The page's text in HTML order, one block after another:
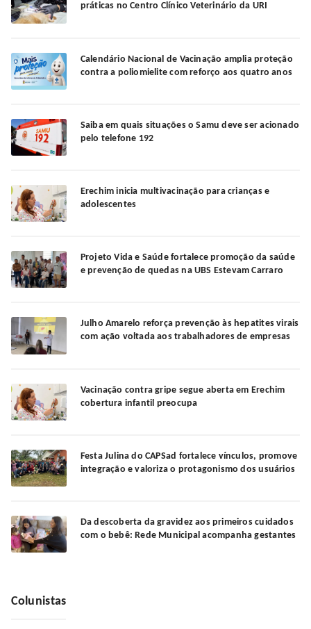
práticas no Centro Clínico Veterinário da URI
Calendário Nacional de Vacinação amplia proteção
contra a poliomielite com reforço aos quatro anos
Saiba em quais situações o Samu deve ser acionado
pelo telefone 192
Erechim inicia multivacinação para crianças e
adolescentes
Projeto Vida e Saúde fortalece promoção da saúde
e prevenção de quedas na UBS Estevam Carraro
Julho Amarelo reforça prevenção às hepatites virais
com ação voltada aos trabalhadores de empresas
Vacinação contra gripe segue aberta em Erechim
cobertura infantil preocupa
Festa Julina do CAPSad fortalece vínculos, promove
integração e valoriza o protagonismo dos usuários
Da descoberta da gravidez aos primeiros cuidados
com o bebê: Rede Municipal acompanha gestantes
Colunistas